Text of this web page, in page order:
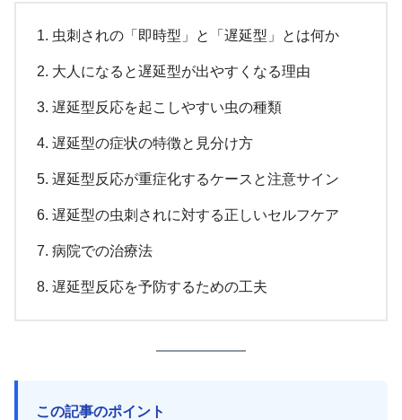
虫刺されの「即時型」と「遅延型」とは何か
大人になると遅延型が出やすくなる理由
遅延型反応を起こしやすい虫の種類
遅延型の症状の特徴と見分け方
遅延型反応が重症化するケースと注意サイン
遅延型の虫刺されに対する正しいセルフケア
病院での治療法
遅延型反応を予防するための工夫
この記事のポイント